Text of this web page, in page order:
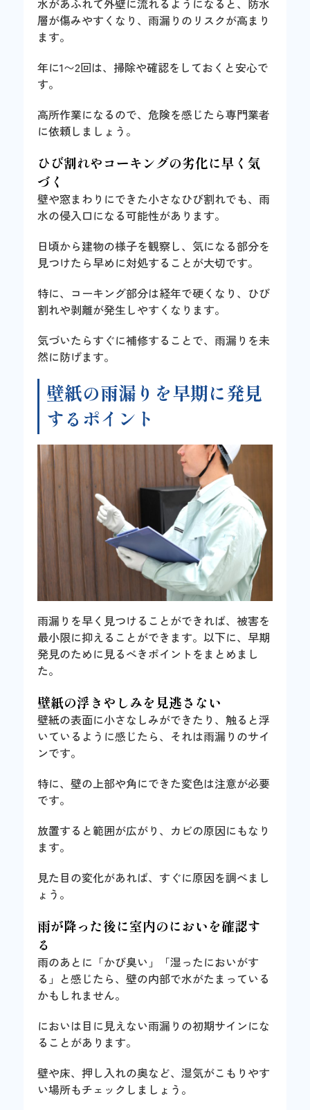
層が傷みやすくなり、雨漏りのリスクが高まり
ます。
年に1〜2回は、掃除や確認をしておくと安心で
す。
高所作業になるので、危険を感じたら専門業者
に依頼しましょう。
ひび割れやコーキングの劣化に早く気
づく
壁や窓まわりにできた小さなひび割れでも、雨
水の侵入口になる可能性があります。
日頃から建物の様子を観察し、気になる部分を
見つけたら早めに対処することが大切です。
特に、コーキング部分は経年で硬くなり、ひび
割れや剥離が発生しやすくなります。
気づいたらすぐに補修することで、雨漏りを未
然に防げます。
壁紙の雨漏りを早期に発見
するポイント
雨漏りを早く見つけることができれば、被害を
最小限に抑えることができます。以下に、早期
発見のために見るべきポイントをまとめまし
た。
壁紙の浮きやしみを見逃さない
壁紙の表面に小さなしみができたり、触ると浮
いているように感じたら、それは雨漏りのサイ
ンです。
特に、壁の上部や角にできた変色は注意が必要
です。
放置すると範囲が広がり、カビの原因にもなり
ます。
見た目の変化があれば、すぐに原因を調べまし
ょう。
雨が降った後に室内のにおいを確認す
る
雨のあとに「かび臭い」「湿ったにおいがす
る」と感じたら、壁の内部で水がたまっている
かもしれません。
においは目に見えない雨漏りの初期サインにな
ることがあります。
壁や床、押し入れの奥など、湿気がこもりやす
い場所もチェックしましょう。